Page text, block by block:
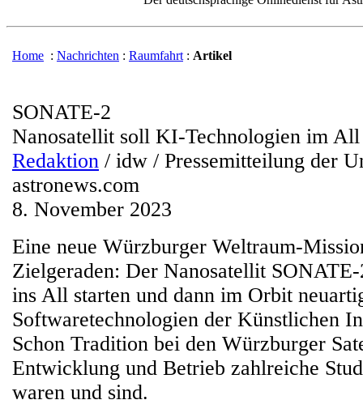
Home : Nachrichten : Raumfahrt : Artikel
SONATE-2
Nanosatellit soll KI-Technologien im All
Redaktion / idw / Pressemitteilung der
astronews.com
8. November 2023
Eine neue Würzburger Weltraum-
Zielgeraden: Der Nanosatellit
ins All starten und dann im Orbit
Softwaretechnologien der Künstlichen
Schon Tradition bei den Würzburger
Entwicklung und Betrieb zahlreiche
waren und sind.